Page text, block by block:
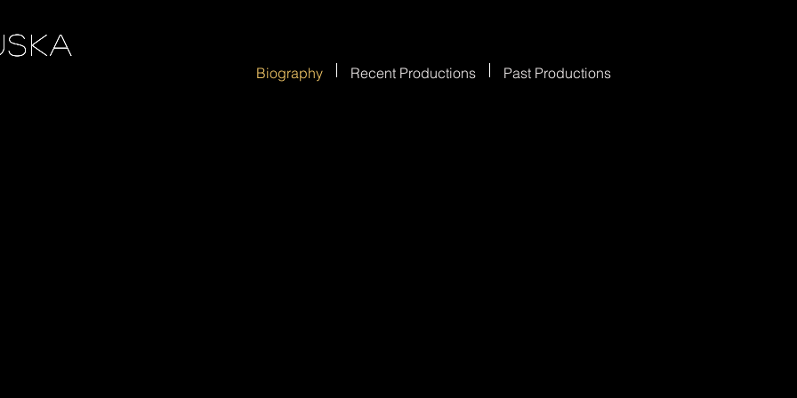
Biography Recent Productions Past Productions